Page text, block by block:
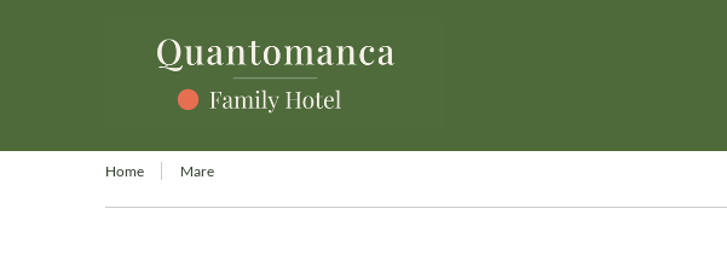
Home Mare